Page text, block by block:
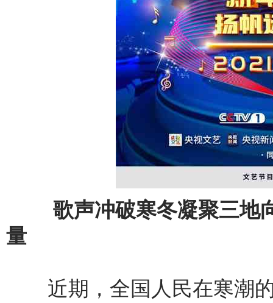
歌声冲破寒冬凝聚三地
量
近期，全国人民在寒潮的